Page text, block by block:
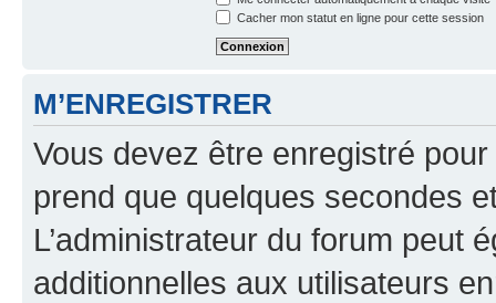
Cacher mon statut en ligne pour cette session
M’ENREGISTRER
Vous devez être enregistré
prend que quelques secondes
L’administrateur du forum peut
additionnelles aux utilisateurs